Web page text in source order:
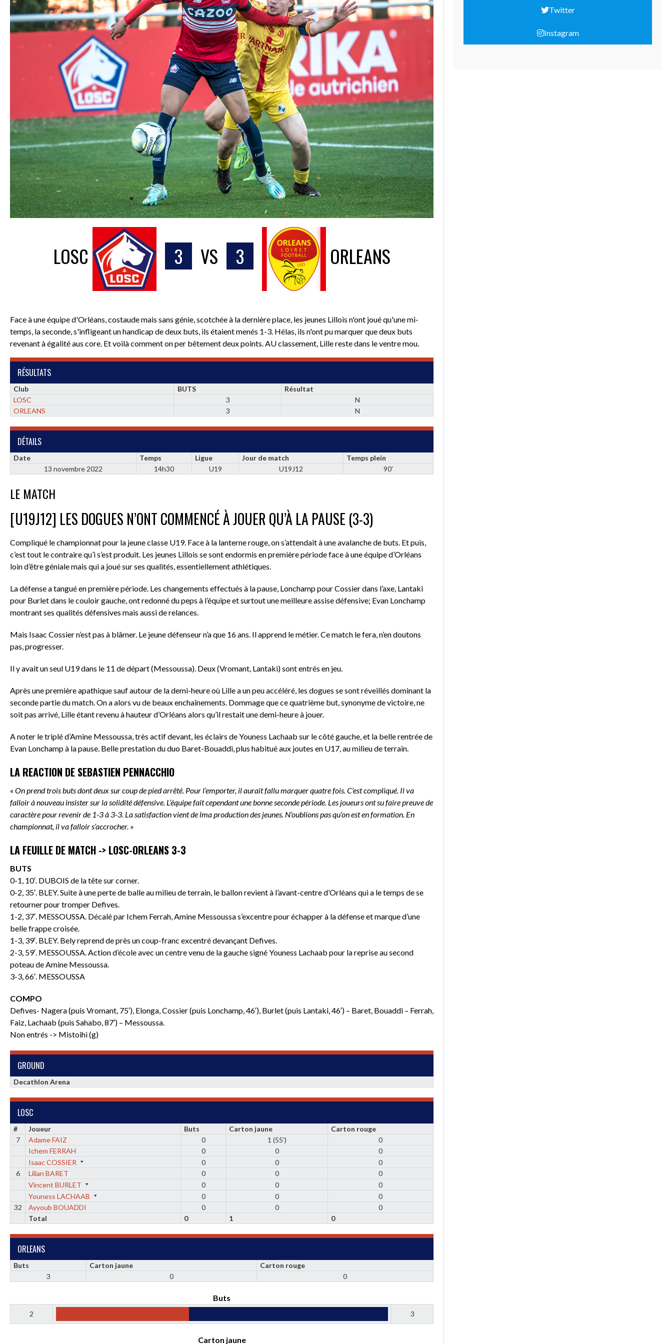
LOSC 3 VS 3 ORLEANS
Face à une équipe d'Orléans, costaude mais sans génie, scotchée à la dernière place, les jeunes Lillois n'ont joué qu'une mi-
temps, la seconde, s'infligeant un handicap de deux buts, ils étaient menés 1-3. Hélas, ils n'ont pu marquer que deux buts
revenant à égalité aus core. Et voilà comment on per bêtement deux points. AU classement, Lille reste dans le ventre mou.
RÉSULTATS
Club BUTS
Résultat
LOSC
3
N
ORLEANS
3 N
DÉTAILS
Date Temps Ligue Jour de match
Temps plein
13 novembre 2022
14h30 U19 U19J12 90'
LE MATCH
[U19J12] LES DOGUES N’ONT COMMENCÉ À JOUER QU’À LA PAUSE (3-3)
Compliqué le championnat pour la jeune classe U19. Face à la lanterne rouge, on s’attendait à une avalanche de buts. Et puis,
c’est tout le contraire qu’i s’est produit. Les jeunes Lillois se sont endormis en première période face à une équipe d’Orléans
loin d’être géniale mais qui a joué sur ses qualités, essentiellement athlétiques.
La défense a tangué en première période. Les changements effectués à la pause, Lonchamp pour Cossier dans l’axe, Lantaki
pour Burlet dans le couloir gauche, ont redonné du peps à l’équipe et surtout une meilleure assise défensive; Evan Lonchamp
montrant ses qualités défensives mais aussi de relances.
Mais Isaac Cossier n’est pas à blâmer. Le jeune défenseur n’a que 16 ans. Il apprend le métier. Ce match le fera, n’en doutons
pas, progresser.
Il y avait un seul U19 dans le 11 de départ (Messoussa). Deux (Vromant, Lantaki) sont entrés en jeu.
Après une première apathique sauf autour de la demi-heure où Lille a un peu accéléré, les dogues se sont réveillés dominant la
seconde partie du match. On a alors vu de beaux enchaînements. Dommage que ce quatrième but, synonyme de victoire, ne
soit pas arrivé, Lille étant revenu à hauteur d’Orléans alors qu’il restait une demi-heure à jouer.
A noter le triplé d’Amine Messoussa, très actif devant, les éclairs de Youness Lachaab sur le côté gauche, et la belle rentrée de
Evan Lonchamp à la pause. Belle prestation du duo Baret-Bouaddi, plus habitué aux joutes en U17, au milieu de terrain.
LA REACTION DE SEBASTIEN PENNACCHIO
« On prend trois buts dont deux sur coup de pied arrêté. Pour l’emporter, il aurait fallu marquer quatre fois. C’est compliqué. Il va
falloir à nouveau insister sur la solidité défensive. L’équipe fait cependant une bonne seconde période. Les joueurs ont su faire preuve de
caractère pour revenir de 1-3 à 3-3. La satisfaction vient de lma production des jeunes. N’oublions pas qu’on est en formation. En
championnat, il va falloir s’accrocher. »
LA FEUILLE DE MATCH -> LOSC-ORLEANS 3-3
BUTS
0-1, 10′. DUBOIS de la tête sur corner.
0-2, 35′. BLEY. Suite à une perte de balle au milieu de terrain, le ballon revient à l’avant-centre d’Orléans qui a le temps de se
retourner pour tromper Defives.
1-2, 37′. MESSOUSSA. Décalé par Ichem Ferrah, Amine Messoussa s’excentre pour échapper à la défense et marque d’une
belle frappe croisée.
1-3, 39′. BLEY. Bely reprend de près un coup-franc excentré devançant Defives.
2-3, 59′. MESSOUSSA. Action d’école avec un centre venu de la gauche signé Youness Lachaab pour la reprise au second
poteau de Amine Messoussa.
3-3, 66′. MESSOUSSA
COMPO
Defives- Nagera (puis Vromant, 75′), Elonga, Cossier (puis Lonchamp, 46′), Burlet (puis Lantaki, 46′) – Baret, Bouaddi – Ferrah,
Faiz, Lachaab (puis Sahabo, 87′) – Messoussa.
Non entrés -> Mistoihi (g)
GROUND
Decathlon Arena
LOSC
# Joueur Buts Carton jaune
Carton rouge
7
Adame FAIZ 0 1 (55')
0
Ichem FERRAH
0 0
0
Isaac COSSIER
0 0
0
6
Lilian BARET 0 0
0
Vincent BURLET
0 0
0
Youness LACHAAB
0 0
0
32
Ayyoub BOUADDI 0 0
0
Total
0 1 0
ORLEANS
Buts Carton jaune
Carton rouge
3
0 0
Buts
2 3
Carton jaune
Twitter
Instagram